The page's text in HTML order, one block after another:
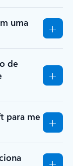
uma
de
para me